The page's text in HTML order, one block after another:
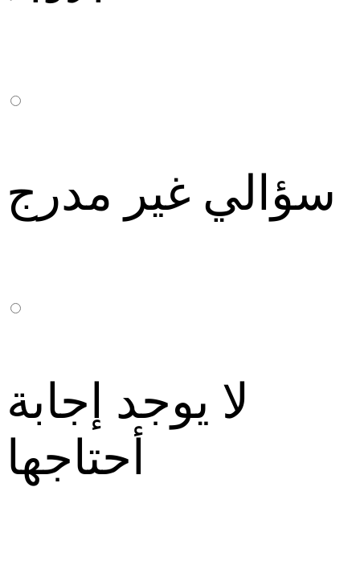
سؤالي غير مدرج
لا يوجد إجابة
أحتاجها